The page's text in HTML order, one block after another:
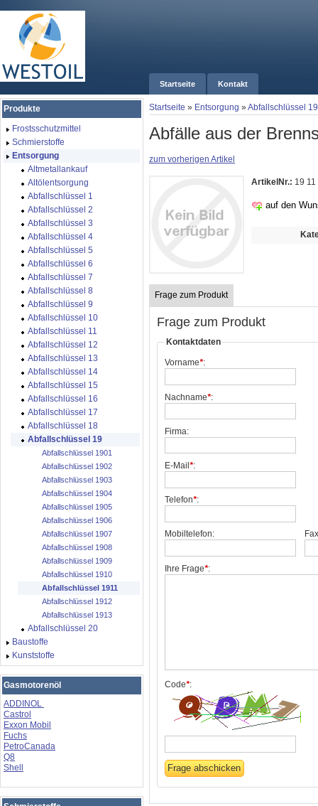
Startseite Kontakt
Startseite » Entsorgung »Abfallschlüssel 19
Abfälle aus der
zum vorherigen Artikel
ArtikelNr.: 19
auf den
Frage zum Produkt
Frage zum Produkt
Kontaktdaten
Vorname*:
Nachname*:
Firma:
E-Mail *:
Telefon*:
Mobiltelefon:
Ihre Frage*:
Code*:
Produkte
Frostsschutzmittel
Schmierstoffe
Entsorgung
Altmetallankauf
Altölentsorgung
Abfallschlüssel 1
Abfallschlüssel 2
Abfallschlüssel 3
Abfallschlüssel 4
Abfallschlüssel 5
Abfallschlüssel 6
Abfallschlüssel 7
Abfallschlüssel 8
Abfallschlüssel 9
Abfallschlüssel 10
Abfallschlüssel 11
Abfallschlüssel 12
Abfallschlüssel 13
Abfallschlüssel 14
Abfallschlüssel 15
Abfallschlüssel 16
Abfallschlüssel 17
Abfallschlüssel 18
Abfallschlüssel 19
Abfallschlüssel 1901
Abfallschlüssel 1902
Abfallschlüssel 1903
Abfallschlüssel 1904
Abfallschlüssel 1905
Abfallschlüssel 1906
Abfallschlüssel 1907
Abfallschlüssel 1908
Abfallschlüssel 1909
Abfallschlüssel 1910
Abfallschlüssel 1911
Abfallschlüssel 1912
Abfallschlüssel 1913
Abfallschlüssel 20
Baustoffe
Kunststoffe
Gasmotorenöl
ADDINOL
Castrol
Exxon Mobil
Fuchs
PetroCanada
Q8
Shell